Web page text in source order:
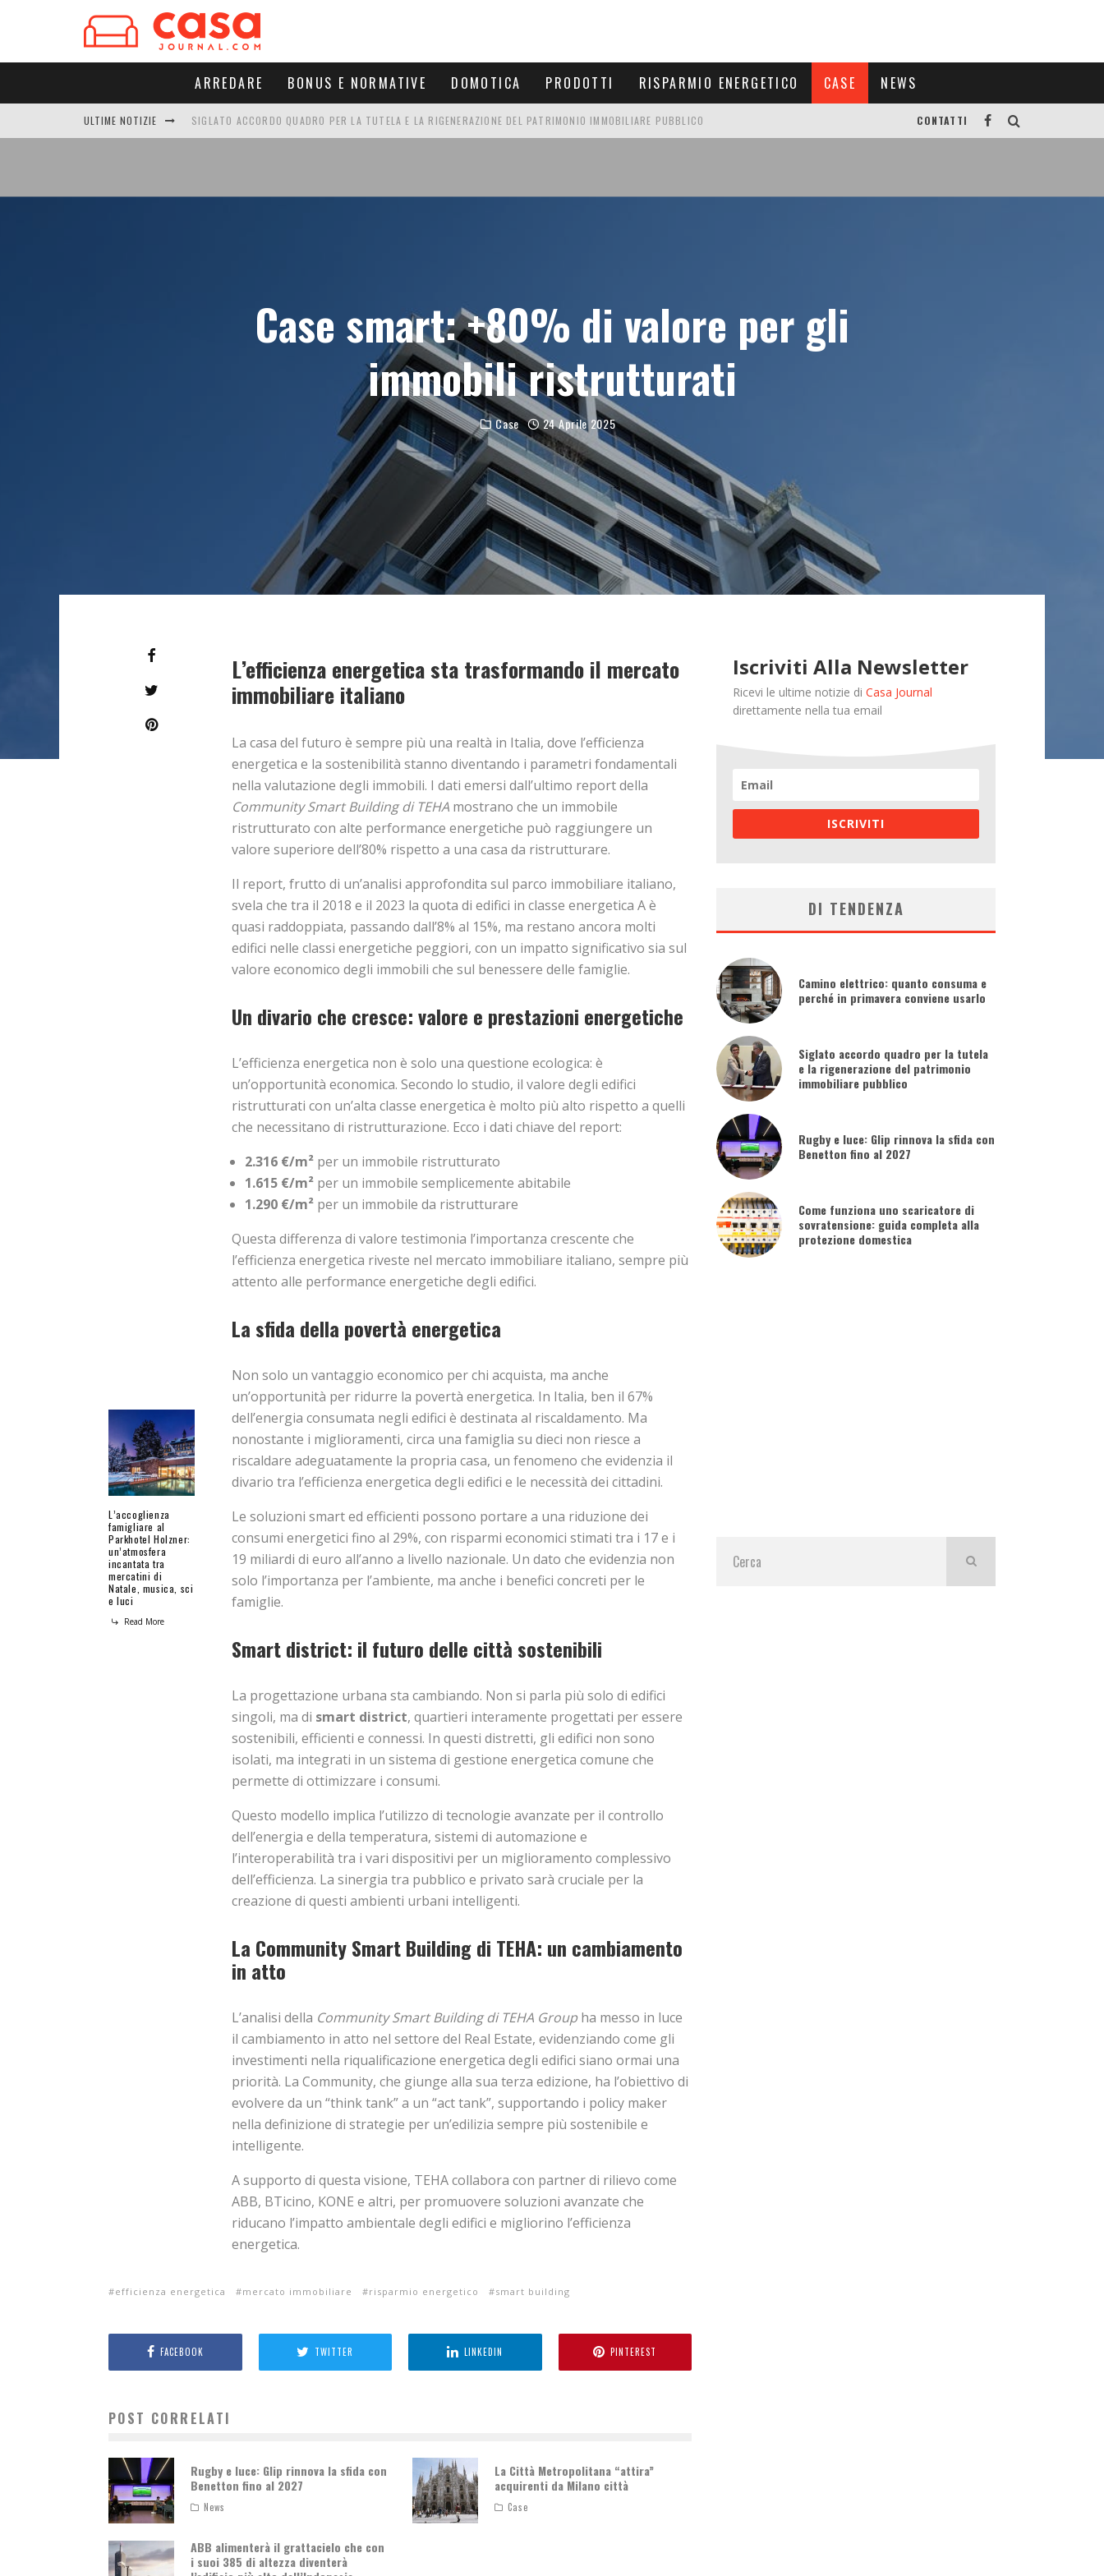
ARREDARE BONUS E NORMATIVE DOMOTICA PRODOTTI RISPARMIO ENERGETICO CASE NEWS
ULTIME NOTIZIE SIGLATO ACCORDO QUADRO PER LA TUTELA E LA RIGENERAZIONE DEL PATRIMONIO IMMOBILIARE PUBBLICO CONTATTI
Case smart: +80% di valore per gli
immobili ristrutturati
Case 24 Aprile 2025
L’accoglienza
famigliare al
Parkhotel Holzner:
un’atmosfera
incantata tra
mercatini di
Natale, musica, sci
e luci
Read More
L’efficienza energetica sta trasformando il mercato
immobiliare italiano
La casa del futuro è sempre più una realtà in Italia, dove l’efficienza
energetica e la sostenibilità stanno diventando i parametri fondamentali
nella valutazione degli immobili. I dati emersi dall’ultimo report della
Community Smart Building di TEHA mostrano che un immobile
ristrutturato con alte performance energetiche può raggiungere un
valore superiore dell’80% rispetto a una casa da ristrutturare.
Il report, frutto di un’analisi approfondita sul parco immobiliare italiano,
svela che tra il 2018 e il 2023 la quota di edifici in classe energetica A è
quasi raddoppiata, passando dall’8% al 15%, ma restano ancora molti
edifici nelle classi energetiche peggiori, con un impatto significativo sia sul
valore economico degli immobili che sul benessere delle famiglie.
Un divario che cresce: valore e prestazioni energetiche
L’efficienza energetica non è solo una questione ecologica: è
un’opportunità economica. Secondo lo studio, il valore degli edifici
ristrutturati con un’alta classe energetica è molto più alto rispetto a quelli
che necessitano di ristrutturazione. Ecco i dati chiave del report:
2.316 €/m² per un immobile ristrutturato
1.615 €/m² per un immobile semplicemente abitabile
1.290 €/m² per un immobile da ristrutturare
Questa differenza di valore testimonia l’importanza crescente che
l’efficienza energetica riveste nel mercato immobiliare italiano, sempre più
attento alle performance energetiche degli edifici.
La sfida della povertà energetica
Non solo un vantaggio economico per chi acquista, ma anche
un’opportunità per ridurre la povertà energetica. In Italia, ben il 67%
dell’energia consumata negli edifici è destinata al riscaldamento. Ma
nonostante i miglioramenti, circa una famiglia su dieci non riesce a
riscaldare adeguatamente la propria casa, un fenomeno che evidenzia il
divario tra l’efficienza energetica degli edifici e le necessità dei cittadini.
Le soluzioni smart ed efficienti possono portare a una riduzione dei
consumi energetici fino al 29%, con risparmi economici stimati tra i 17 e i
19 miliardi di euro all’anno a livello nazionale. Un dato che evidenzia non
solo l’importanza per l’ambiente, ma anche i benefici concreti per le
famiglie.
Smart district: il futuro delle città sostenibili
La progettazione urbana sta cambiando. Non si parla più solo di edifici
singoli, ma di smart district, quartieri interamente progettati per essere
sostenibili, efficienti e connessi. In questi distretti, gli edifici non sono
isolati, ma integrati in un sistema di gestione energetica comune che
permette di ottimizzare i consumi.
Questo modello implica l’utilizzo di tecnologie avanzate per il controllo
dell’energia e della temperatura, sistemi di automazione e
l’interoperabilità tra i vari dispositivi per un miglioramento complessivo
dell’efficienza. La sinergia tra pubblico e privato sarà cruciale per la
creazione di questi ambienti urbani intelligenti.
La Community Smart Building di TEHA: un cambiamento
in atto
L’analisi della Community Smart Building di TEHA Group ha messo in luce
il cambiamento in atto nel settore del Real Estate, evidenziando come gli
investimenti nella riqualificazione energetica degli edifici siano ormai una
priorità. La Community, che giunge alla sua terza edizione, ha l’obiettivo di
evolvere da un “think tank” a un “act tank”, supportando i policy maker
nella definizione di strategie per un’edilizia sempre più sostenibile e
intelligente.
A supporto di questa visione, TEHA collabora con partner di rilievo come
ABB, BTicino, KONE e altri, per promuovere soluzioni avanzate che
riducano l’impatto ambientale degli edifici e migliorino l’efficienza
energetica.
efficienza energetica mercato immobiliare risparmio energetico smart building
FACEBOOK TWITTER LINKEDIN PINTEREST
POST CORRELATI
Rugby e luce: Glip rinnova la sfida con
Benetton fino al 2027
News
La Città Metropolitana “attira”
acquirenti da Milano città
Case
ABB alimenterà il grattacielo che con
i suoi 385 di altezza diventerà
Iscriviti Alla Newsletter
Ricevi le ultime notizie di Casa Journal
direttamente nella tua email
ISCRIVITI
DI TENDENZA
Camino elettrico: quanto consuma e
perché in primavera conviene usarlo
Siglato accordo quadro per la tutela
e la rigenerazione del patrimonio
immobiliare pubblico
Rugby e luce: Glip rinnova la sfida con
Benetton fino al 2027
Come funziona uno scaricatore di
sovratensione: guida completa alla
protezione domestica